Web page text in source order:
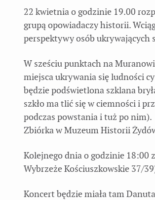
22 kwietnia o godzinie 19.00
grupą opowiadaczy historii.
perspektywy osób ukrywających
W sześciu punktach na
miejsca ukrywania się ludności
będzie podświetlona szklana
szkło ma tlić się w ciemności i
podczas powstania i tuż po nim).
Zbiórka w Muzeum Historii
Kolejnego dnia o godzinie 18:00
Wybrzeże Kościuszkowskie 37/
Koncert będzie miała tam